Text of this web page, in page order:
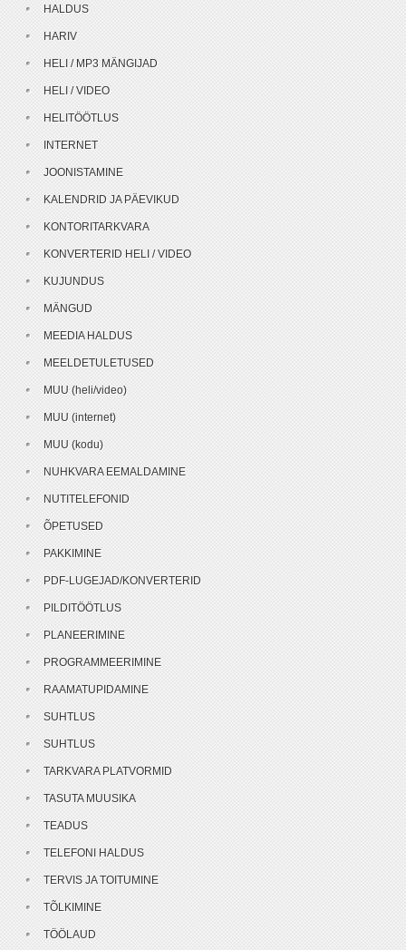
HALDUS
HARIV
HELI / MP3 MÄNGIJAD
HELI / VIDEO
HELITÖÖTLUS
INTERNET
JOONISTAMINE
KALENDRID JA PÄEVIKUD
KONTORITARKVARA
KONVERTERID HELI / VIDEO
KUJUNDUS
MÄNGUD
MEEDIA HALDUS
MEELDETULETUSED
MUU (heli/video)
MUU (internet)
MUU (kodu)
NUHKVARA EEMALDAMINE
NUTITELEFONID
ÕPETUSED
PAKKIMINE
PDF-LUGEJAD/KONVERTERID
PILDITÖÖTLUS
PLANEERIMINE
PROGRAMMEERIMINE
RAAMATUPIDAMINE
SUHTLUS
SUHTLUS
TARKVARA PLATVORMID
TASUTA MUUSIKA
TEADUS
TELEFONI HALDUS
TERVIS JA TOITUMINE
TÕLKIMINE
TÖÖLAUD